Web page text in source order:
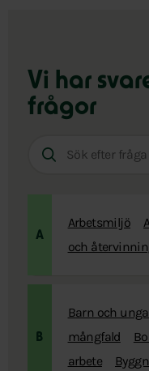
Vi har
frågor
A
Arbetsmiljö
och
B
Barn och unga
mångfald
arbete